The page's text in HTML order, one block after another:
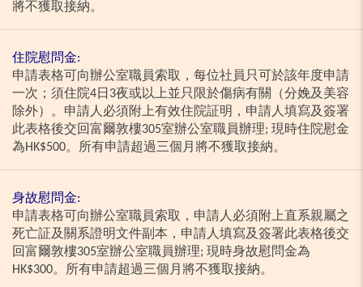
將不獲取接納。
住院慰問金:
申請表格可向辦公室職員索取，每位社員只可於該年度申請
一次；須住院4日3夜或以上並只限於傷病有關（分娩及美容
除外）。申請人必須附上有效住院証明，申請人填寫及簽署
此表格後交回富爾敦樓305室辦公室職員辦理; 現時住院慰金
為HK$500。所有申請超過三個月將不獲取接納。
身故慰問金:
申請表格可向辦公室職員索取，申請人必須附上直系親屬之
死亡証及關系證明文件副本，申請人填寫及簽署此表格後交
回富爾敦樓305室辦公室職員辦理; 現時身故慰問金為
HK$300。所有申請超過三個月將不獲取接納。